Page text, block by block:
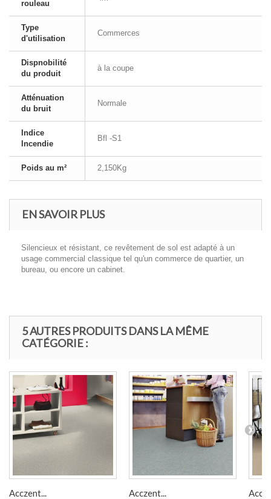
rouleau
Type
d'utilisation
Commerces
Dispnobilité
du produit
à la coupe
Atténuation
du bruit
Normale
Indice
Incendie
Bfl -S1
Poids au m² 2,150Kg
EN SAVOIR PLUS
Silencieux et résistant, ce revêtement de sol est adapté à un
usage commercial classique tel qu'un commerce de quartier, un
bureau, ou encore un cabinet.
5 AUTRES PRODUITS DANS LA MÊME
CATÉGORIE :
Acczent... Acczent...